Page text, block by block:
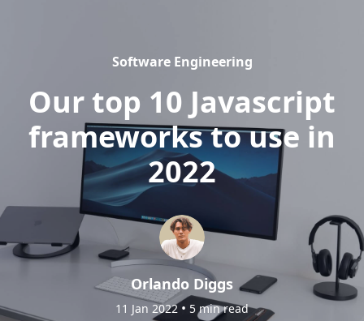
Software Engineering
Our top 10 Javascript
frameworks to use in
2022
Orlando Diggs
11 Jan 2022 • 5 min read